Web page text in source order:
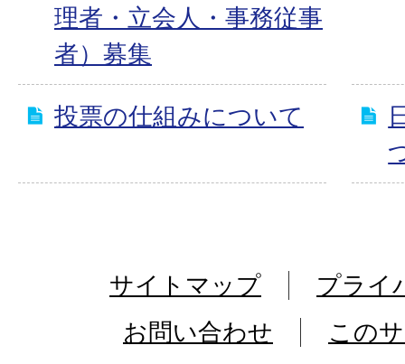
理者・立会人・事務従事
者）募集
投票の仕組みについて
サイトマップ
プライ
お問い合わせ
この